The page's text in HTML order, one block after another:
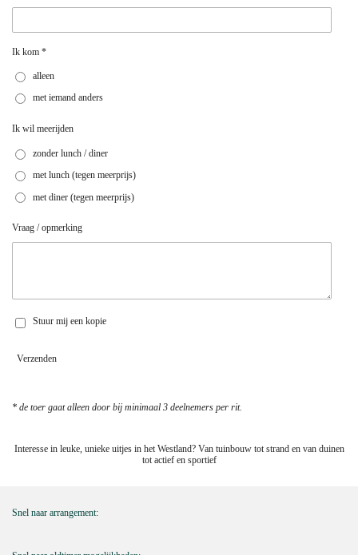
Ik kom *
alleen
met iemand anders
Ik wil meerijden
zonder lunch / diner
met lunch (tegen meerprijs)
met diner (tegen meerprijs)
Vraag / opmerking
Stuur mij een kopie
Verzenden
* de toer gaat alleen door bij minimaal 3 deelnemers per rit.
Interesse in leuke, unieke uitjes in het Westland? Van tuinbouw tot strand en van duinen
tot actief en sportief
Snel naar arrangement: